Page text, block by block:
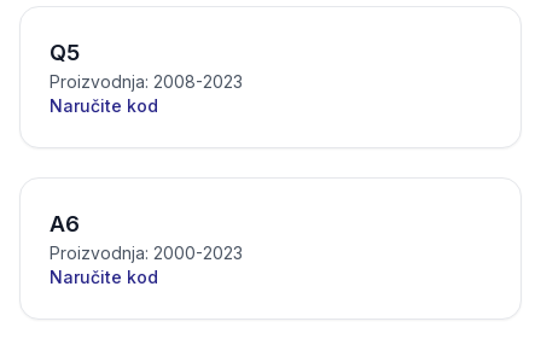
Q5
Proizvodnja: 2008-2023
Naručite kod
A6
Proizvodnja: 2000-2023
Naručite kod